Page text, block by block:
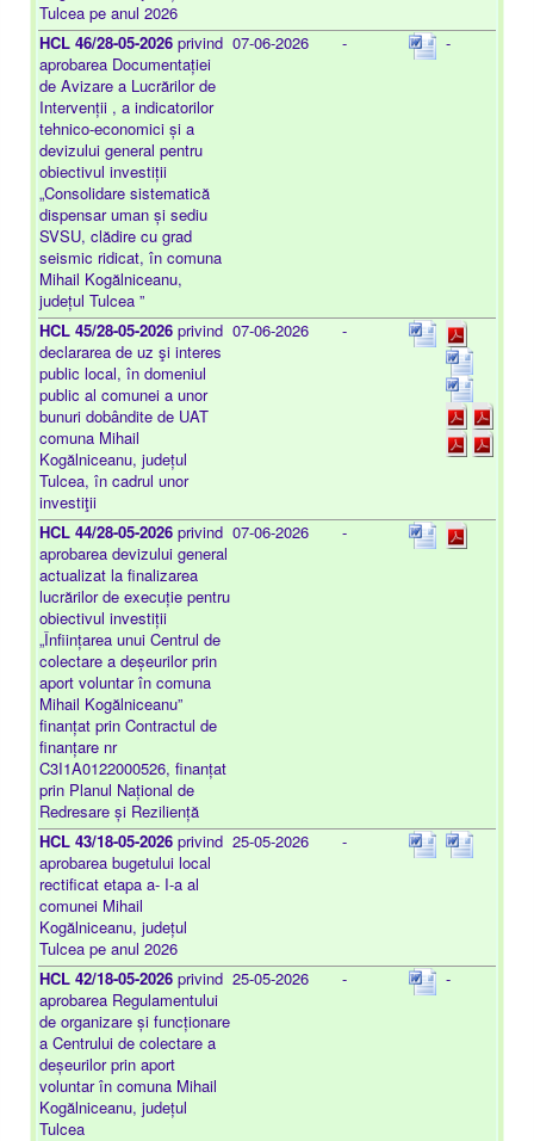
Tulcea pe anul 2026
HCL 46/28-05-2026 privind
aprobarea Documentației
de Avizare a Lucrărilor de
Intervenții , a indicatorilor
tehnico-economici și a
devizului general pentru
obiectivul investiții
„Consolidare sistematică
dispensar uman și sediu
SVSU, clădire cu grad
seismic ridicat, în comuna
Mihail Kogălniceanu,
județul Tulcea ”
07-06-2026 - -
HCL 45/28-05-2026 privind
declararea de uz şi interes
public local, în domeniul
public al comunei a unor
bunuri dobândite de UAT
comuna Mihail
Kogălniceanu, județul
Tulcea, în cadrul unor
investiţii
07-06-2026 -
HCL 44/28-05-2026 privind
aprobarea devizului general
actualizat la finalizarea
lucrărilor de execuție pentru
obiectivul investiții
„Înființarea unui Centrul de
colectare a deșeurilor prin
aport voluntar în comuna
Mihail Kogălniceanu”
finanțat prin Contractul de
finanțare nr
C3I1A0122000526, finanțat
prin Planul Național de
Redresare și Reziliență
07-06-2026 -
HCL 43/18-05-2026 privind
aprobarea bugetului local
rectificat etapa a- I-a al
comunei Mihail
Kogălniceanu, județul
Tulcea pe anul 2026
25-05-2026 -
HCL 42/18-05-2026 privind
aprobarea Regulamentului
de organizare și funcționare
a Centrului de colectare a
deșeurilor prin aport
voluntar în comuna Mihail
Kogălniceanu, județul
Tulcea
25-05-2026 - -